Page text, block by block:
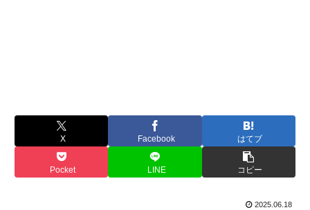
X Facebook はてブ
Pocket LINE コピー
2025.06.18